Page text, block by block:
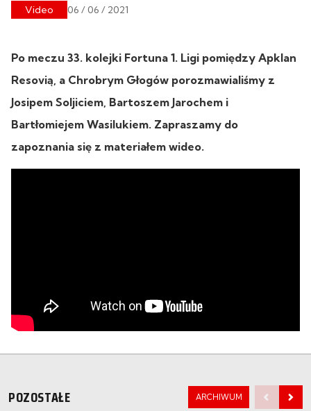
Video 06 / 06 / 2021
Po meczu 33. kolejki Fortuna 1. Ligi pomiędzy Apklan
Resovią, a Chrobrym Głogów porozmawialiśmy z
Josipem Soljiciem, Bartoszem Jarochem i
Bartłomiejem Wasilukiem. Zapraszamy do
zapoznania się z materiałem wideo.
POZOSTAŁE ARCHIWUM